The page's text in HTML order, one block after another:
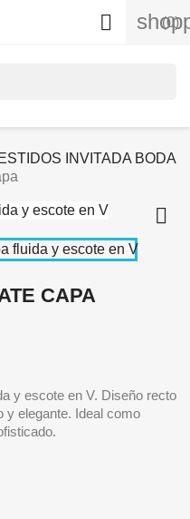
(0)

INVITADA BODA

CAPA
y escote en V. Diseño recto
y elegante. Ideal como